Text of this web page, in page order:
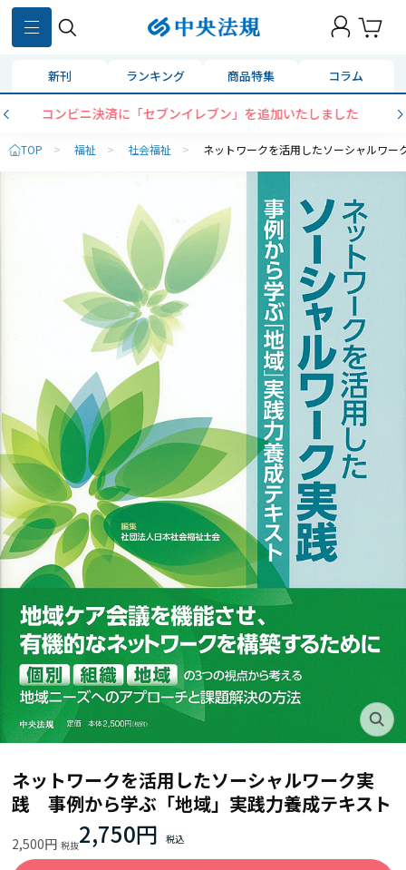
新刊 ランキング 商品特集 コラム
コンビニ決済に「セブンイレブン」を追加いたしました
TOP > 福祉 > 社会福祉 > ネットワークを活用したソーシャルワ
ネットワークを活用したソーシャルワーク実
践 事例から学ぶ「地域」実践力養成テキスト
2,500円 2,750円